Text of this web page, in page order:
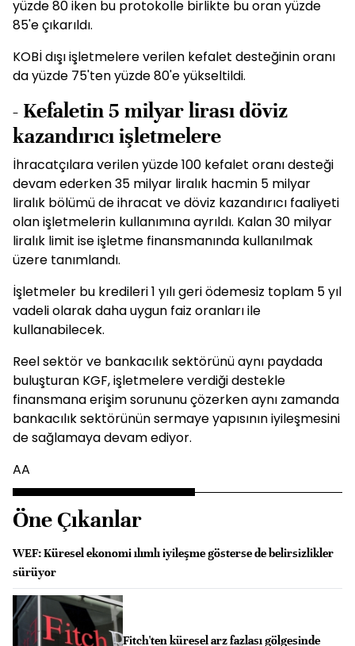
yüzde 80 iken bu protokolle birlikte bu oran yüzde
85'e çıkarıldı.
KOBİ dışı işletmelere verilen kefalet desteğinin oranı
da yüzde 75'ten yüzde 80'e yükseltildi.
- Kefaletin 5 milyar lirası döviz
kazandırıcı işletmelere
İhracatçılara verilen yüzde 100 kefalet oranı desteği
devam ederken 35 milyar liralık hacmin 5 milyar
liralık bölümü de ihracat ve döviz kazandırıcı faaliyeti
olan işletmelerin kullanımına ayrıldı. Kalan 30 milyar
liralık limit ise işletme finansmanında kullanılmak
üzere tanımlandı.
İşletmeler bu kredileri 1 yılı geri ödemesiz toplam 5 yıl
vadeli olarak daha uygun faiz oranları ile
kullanabilecek.
Reel sektör ve bankacılık sektörünü aynı paydada
buluşturan KGF, işletmelere verdiği destekle
finansmana erişim sorununu çözerken aynı zamanda
bankacılık sektörünün sermaye yapısının iyileşmesini
de sağlamaya devam ediyor.
AA
Öne Çıkanlar
WEF: Küresel ekonomi ılımlı iyileşme gösterse de belirsizlikler
sürüyor
Fitch'ten küresel arz fazlası gölgesinde